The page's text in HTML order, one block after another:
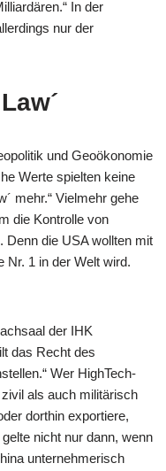
In der
nur der
und Geoökonomie
Werte spielten keine
mehr.“ Vielmehr gehe
die Kontrolle von
Denn die USA wollten mit
Nr. 1 in der Welt wird.
der IHK
das Recht des
Wer HighTech-
als auch militärisch
dorthin exportiere,
nicht nur dann, wenn
unternehmerisch